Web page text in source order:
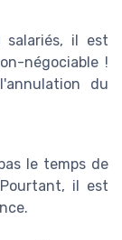
salariés, il est
négociable !
du
le temps de
il est